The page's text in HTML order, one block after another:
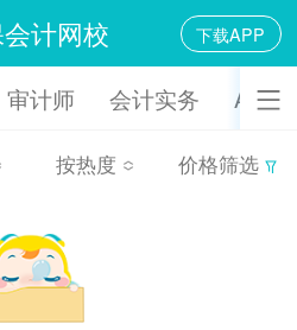
计网校 下载APP
审计师 会计实务 ACCA
按热度 价格筛选